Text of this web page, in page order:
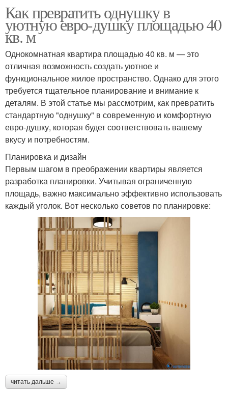
Как превратить однушку в
уютную евро-душку площадью 40
кв. м
Однокомнатная квартира площадью 40 кв. м — это
отличная возможность создать уютное и
функциональное жилое пространство. Однако для этого
требуется тщательное планирование и внимание к
деталям. В этой статье мы рассмотрим, как превратить
стандартную "однушку" в современную и комфортную
евро-душку, которая будет соответствовать вашему
вкусу и потребностям.
Планировка и дизайн
Первым шагом в преображении квартиры является
разработка планировки. Учитывая ограниченную
площадь, важно максимально эффективно использовать
каждый уголок. Вот несколько советов по планировке:
читать дальше →